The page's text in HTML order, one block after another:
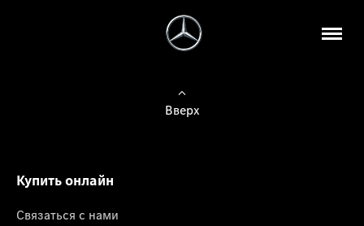
Вверх
Купить онлайн
Связаться с нами